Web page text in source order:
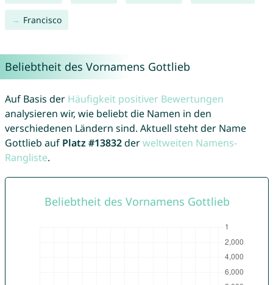
Francisco
Beliebtheit des Vornamens Gottlieb
Auf Basis der Häufigkeit positiver Bewertungen
analysieren wir, wie beliebt die Namen in den
verschiedenen Ländern sind. Aktuell steht der Name
Gottlieb auf Platz #13832derweltweiten Namens-
Rangliste.